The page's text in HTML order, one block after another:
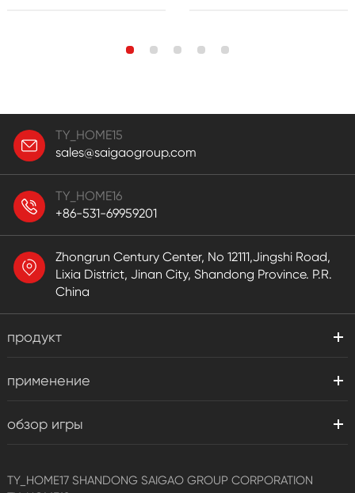
TY_HOME15
sales@saigaogroup.com
TY_HOME16
+86-531-69959201
Zhongrun Century Center, No 12111,Jingshi Road,
Lixia District, Jinan City, Shandong Province. P.R.
China
продукт
применение
обзор игры
TY_HOME17 SHANDONG SAIGAO GROUP CORPORATION